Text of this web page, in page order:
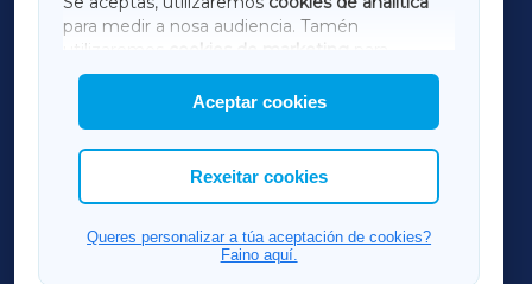
para medir a nosa audiencia. Tamén
utilizaremos
cookies de marketing
mostrar publicidade de terceiros.
Así mesmo, podes personalizar a elección das
cookies que desexas permitir.
Aceptar cookies
Rexeitar cookies
Queres personalizar a túa aceptación de cookies?
Faino aquí.
AMARIÑAXA
RIBEIRASACRAXA
ACORUÑAXA
FERROLXA